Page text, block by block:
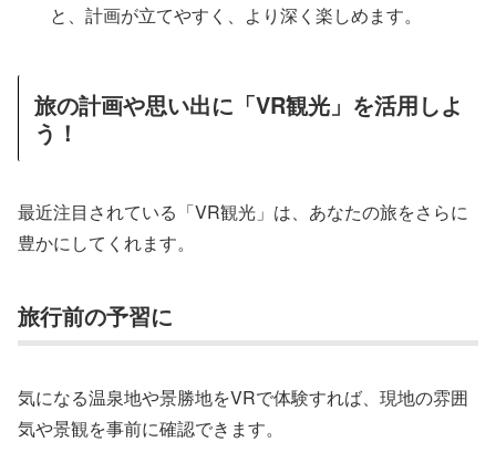
と、計画が立てやすく、より深く楽しめます。
旅の計画や思い出に「VR観光」を活用しよ
う！
最近注目されている「VR観光」は、あなたの旅をさらに
豊かにしてくれます。
旅行前の予習に
気になる温泉地や景勝地をVRで体験すれば、現地の雰囲
気や景観を事前に確認できます。